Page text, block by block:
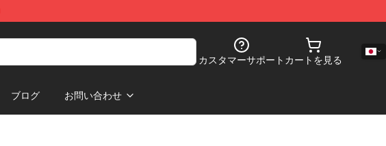
カスタマーサポート カートを見る
ブログ お問い合わせ